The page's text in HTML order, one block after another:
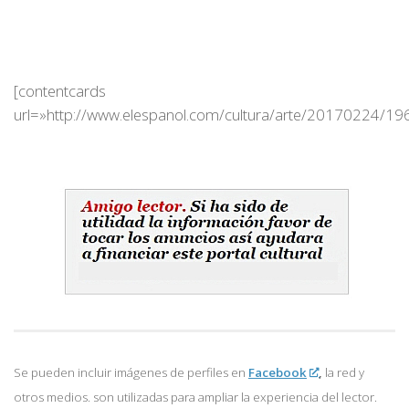
[contentcards
url=»http://www.elespanol.com/cultura/arte/20170224/
Se pueden incluir imágenes de perfiles en Facebook , la red y
otros medios. son utilizadas para ampliar la experiencia del lector.